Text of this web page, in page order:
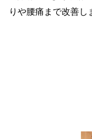
りや腰痛まで改善し